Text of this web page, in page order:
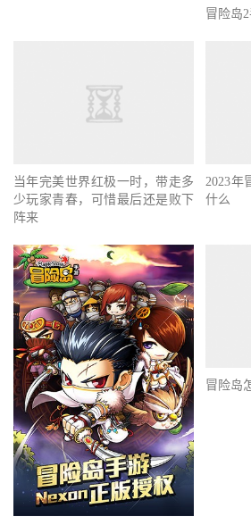
冒险岛
当年完美世界红极一时，带走多
少玩家青春，可惜最后还是败下
阵来
2023年
什么
冒险岛